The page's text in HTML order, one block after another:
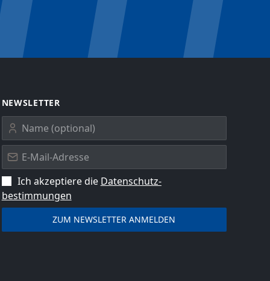
NEWSLETTER
Ich akzeptiere die Datenschutz­
bestimmungen